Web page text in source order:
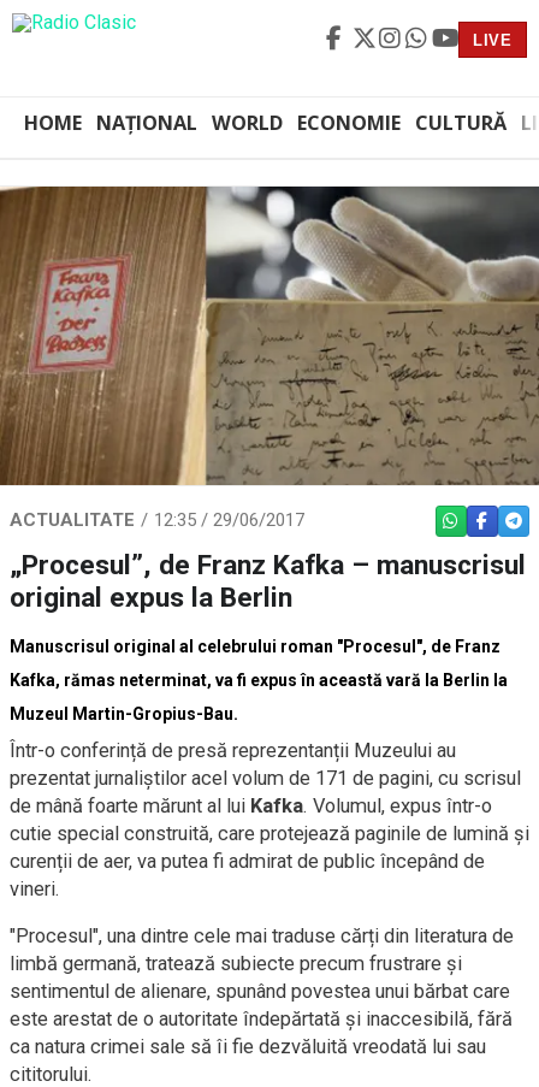
LIVE
HOME NAȚIONAL WORLD ECONOMIE CULTURĂ
ACTUALITATE 12:35 / 29/06/2017 WHATSAPP
„Procesul”, de Franz Kafka – manuscrisul
original expus la Berlin
Manuscrisul original al celebrului roman "Procesul", de Franz
Kafka, rămas neterminat, va fi expus în această vară la Berlin la
Muzeul Martin-Gropius-Bau.
Într-o conferință de presă reprezentanții Muzeului au
prezentat jurnaliștilor acel volum de 171 de pagini, cu scrisul
de mână foarte mărunt al lui Kafka. Volumul, expus într-o
cutie special construită, care protejează paginile de lumină și
curenții de aer, va putea fi admirat de public începând de
vineri.
"Procesul", una dintre cele mai traduse cărți din literatura de
limbă germană, tratează subiecte precum frustrare și
sentimentul de alienare, spunând povestea unui bărbat care
este arestat de o autoritate îndepărtată și inaccesibilă, fără
ca natura crimei sale să îi fie dezvăluită vreodată lui sau
cititorului.